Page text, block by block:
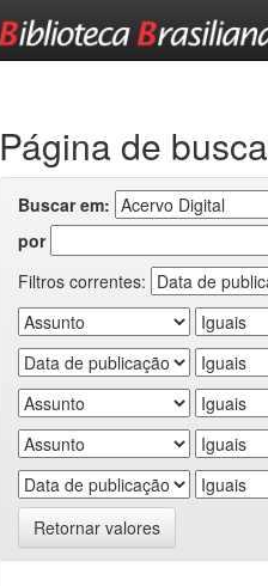
Página de busca
Buscar em:
por
Filtros correntes:
Retornar valores